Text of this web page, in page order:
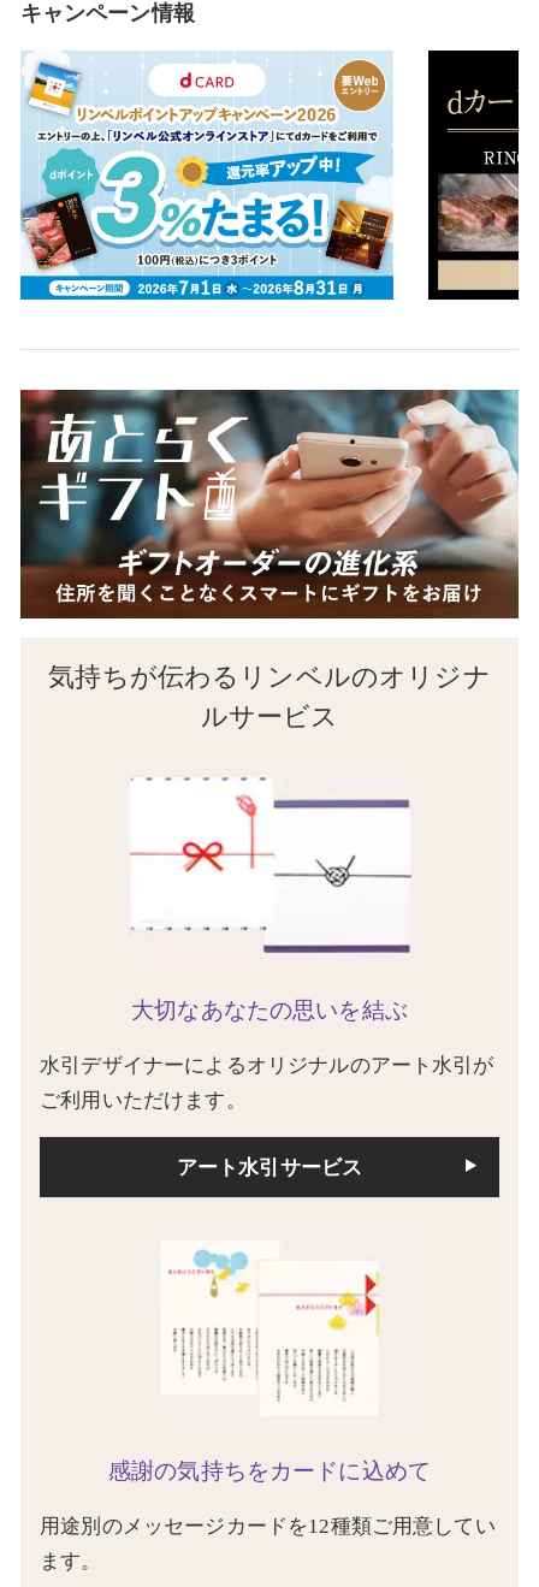
キャンペーン情報
気持ちが伝わるリンベルのオリジナ
ルサービス
大切なあなたの思いを結ぶ
水引デザイナーによるオリジナルのアート水引が
ご利用いただけます。
アート水引サービス
感謝の気持ちをカードに込めて
用途別のメッセージカードを12種類ご用意してい
ます。